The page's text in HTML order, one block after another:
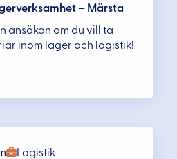
– Märsta
ansökan om du vill ta
inom lager och logistik!
Logistik